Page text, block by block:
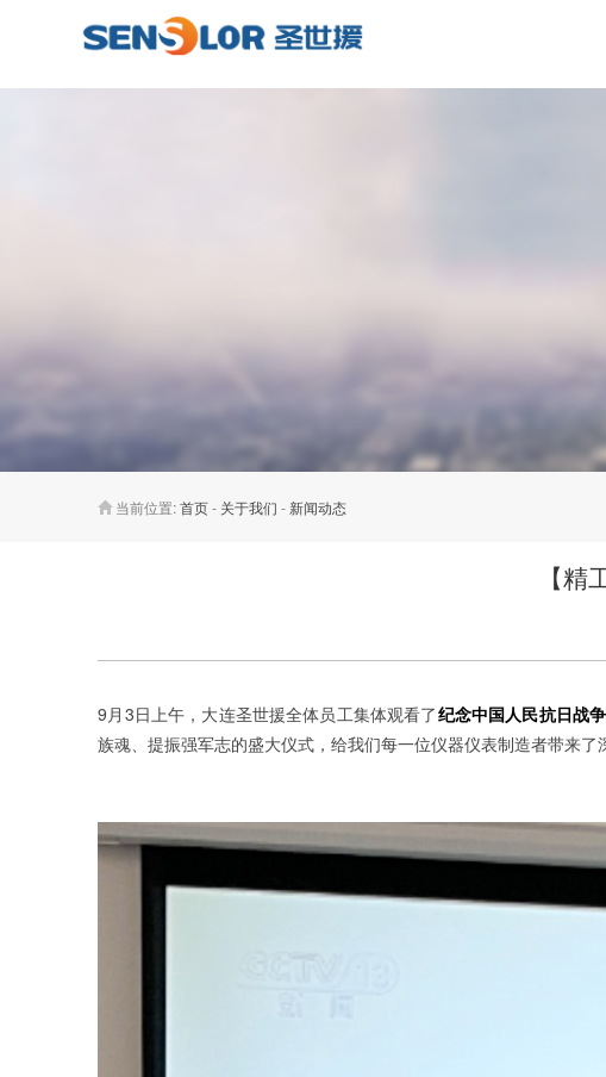
当前位置:首页- 关于我们 - 新闻动态
【
9月3日上午，大连圣世援全体员工集体观看了纪念中国人民抗日战
族魂、提振强军志的盛大仪式，给我们每一位仪器仪表制造者带来了